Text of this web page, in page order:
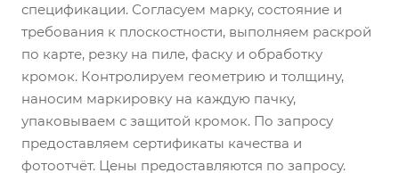
спецификации. Согласуем марку, состояние и
требования к плоскостности, выполняем раскрой
по карте, резку на пиле, фаску и обработку
кромок. Контролируем геометрию и толщину,
наносим маркировку на каждую пачку,
упаковываем с защитой кромок. По запросу
предоставляем сертификаты качества и
фотоотчёт. Цены предоставляются по запросу.